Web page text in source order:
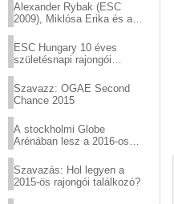
Alexander Rybak (ESC
2009), Miklósa Erika és a
sztárjai a Margitszigeten
ESC Hungary 10 éves
születésnapi rajongói
Szavazz: OGAE Second
Chance 2015
A stockholmi Globe
Arénában lesz a 2016-os
Szavazás: Hol legyen a
2015-ös rajongói találkozó?